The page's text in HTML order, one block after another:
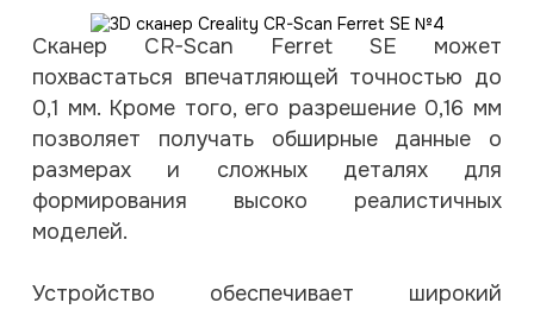
Сканер CR-Scan Ferret SE может
похвастаться впечатляющей точностью до
0,1 мм. Кроме того, его разрешение 0,16 мм
позволяет получать обширные данные о
размерах и сложных деталях для
формирования высоко реалистичных
моделей.
Устройство обеспечивает широкий